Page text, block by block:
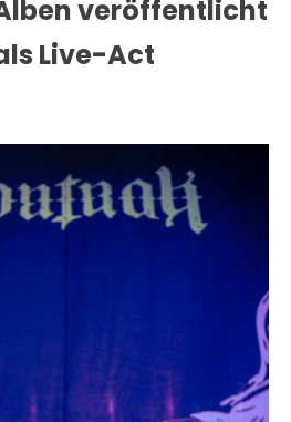
veröffentlicht
Live-Act